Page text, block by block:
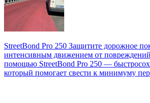
StreetBond Pro 250 Защитите дорожное
интенсивным движением от
помощью StreetBond Pro 250 —
который помогает свести к минимуму